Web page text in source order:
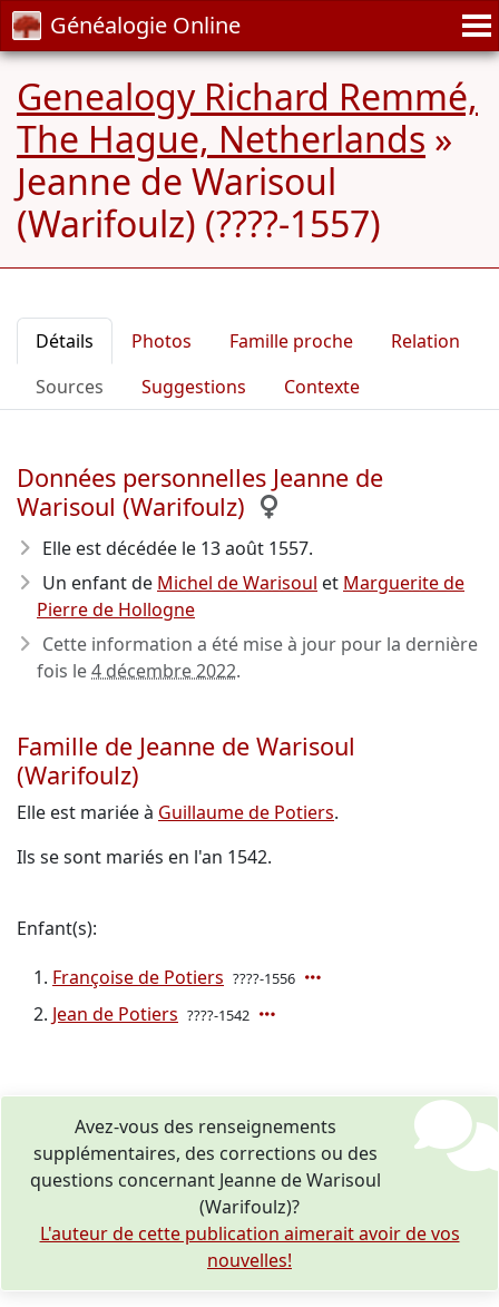
Généalogie Online
Genealogy Richard Remmé,
The Hague, Netherlands »
Jeanne de Warisoul
(Warifoulz) (????-1557)
Détails Photos Famille proche
Relation
Sources
Suggestions Contexte
Données personnelles Jeanne de
Warisoul (Warifoulz)
Elle est décédée le 13 août 1557.
Un enfant de Michel de Warisoul et Marguerite de
Pierre de Hollogne
Cette information a été mise à jour pour la dernière
fois le4 décembre 2022.
Famille de Jeanne de Warisoul
(Warifoulz)
Elle est mariée à Guillaume de Potiers.
Ils se sont mariés en l'an 1542.
Enfant(s):
Françoise de Potiers ????-1556
Jean de Potiers ????-1542
Avez-vous des renseignements
supplémentaires, des corrections ou des
questions concernant Jeanne de Warisoul
(Warifoulz)?
L'auteur de cette publication aimerait avoir de vos
nouvelles!